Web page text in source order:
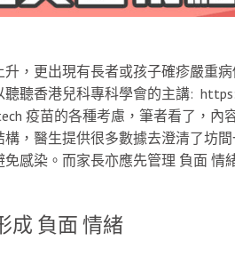
升，更出現有長者或孩子確疹嚴重
聽香港兒科專科學會的主講:
疫苗的各種考慮，筆者看了，
構，醫生提供很多數據去澄清了坊
感染。而家長亦應先管理 負面 情
成 負面 情緒